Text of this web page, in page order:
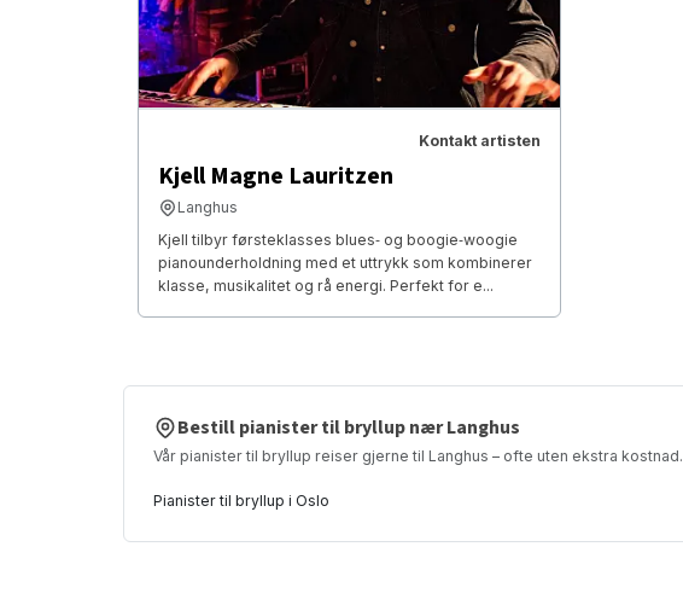
Kontakt artisten
Kjell Magne Lauritzen
Langhus
Kjell tilbyr førsteklasses blues‑ og boogie‑woogie
pianounderholdning med et uttrykk som kombinerer
klasse, musikalitet og rå energi. Perfekt for e...
Bestill pianister til bryllup nær Langhus
Vår pianister til bryllup reiser gjerne til Langhus – ofte uten ekstra kostnad.
Pianister til bryllup i Oslo